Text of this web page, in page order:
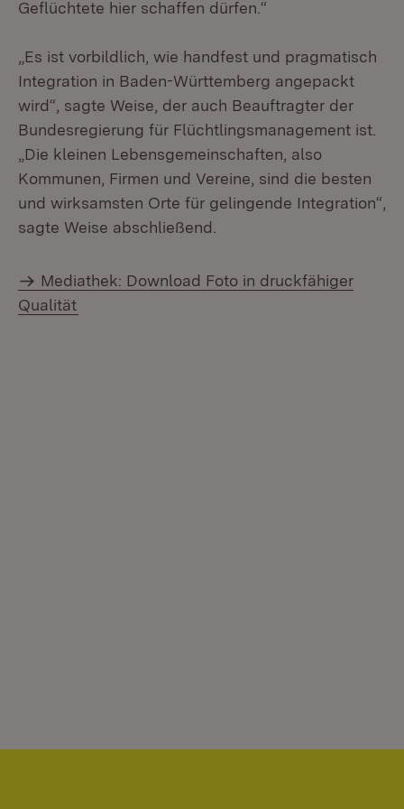
Geflüchtete hier schaffen dürfen.“
„Es ist vorbildlich, wie handfest und pragmatisch
Integration in Baden-Württemberg angepackt
wird“, sagte Weise, der auch Beauftragter der
Bundesregierung für Flüchtlingsmanagement ist.
„Die kleinen Lebensgemeinschaften, also
Kommunen, Firmen und Vereine, sind die besten
und wirksamsten Orte für gelingende Integration“,
sagte Weise abschließend.
Mediathek: Download Foto in druckfähiger
Qualität